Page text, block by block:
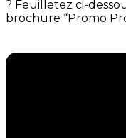
? Feuilletez ci-
brochure “Promo